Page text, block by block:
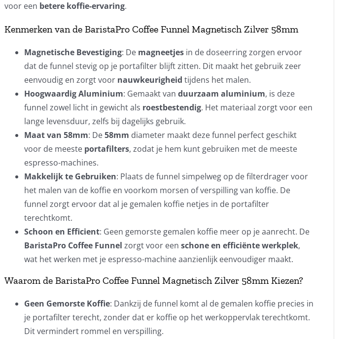
voor een betere koffie-ervaring.
Kenmerken van de BaristaPro Coffee Funnel Magnetisch Zilver 58mm
Magnetische Bevestiging: De magneetjesin de doseerring zorgen ervoor
dat de funnel stevig op je portafilter blijft zitten. Dit maakt het gebruik zeer
eenvoudig en zorgt voor nauwkeurigheid tijdens het malen.
Hoogwaardig Aluminium: Gemaakt van duurzaam aluminium, is deze
funnel zowel licht in gewicht als roestbestendig. Het materiaal zorgt voor een
lange levensduur, zelfs bij dagelijks gebruik.
Maat van 58mm: De58mm diameter maakt deze funnel perfect geschikt
voor de meeste portafilters, zodat je hem kunt gebruiken met de meeste
espresso-machines.
Makkelijk te Gebruiken: Plaats de funnel simpelweg op de filterdrager voor
het malen van de koffie en voorkom morsen of verspilling van koffie. De
funnel zorgt ervoor dat al je gemalen koffie netjes in de portafilter
terechtkomt.
Schoon en Efficient: Geen gemorste gemalen koffie meer op je aanrecht. De
BaristaPro Coffee Funnel zorgt voor een schone en efficiënte werkplek,
wat het werken met je espresso-machine aanzienlijk eenvoudiger maakt.
Waarom de BaristaPro Coffee Funnel Magnetisch Zilver 58mm Kiezen?
Geen Gemorste Koffie: Dankzij de funnel komt al de gemalen koffie precies in
je portafilter terecht, zonder dat er koffie op het werkoppervlak terechtkomt.
Dit vermindert rommel en verspilling.